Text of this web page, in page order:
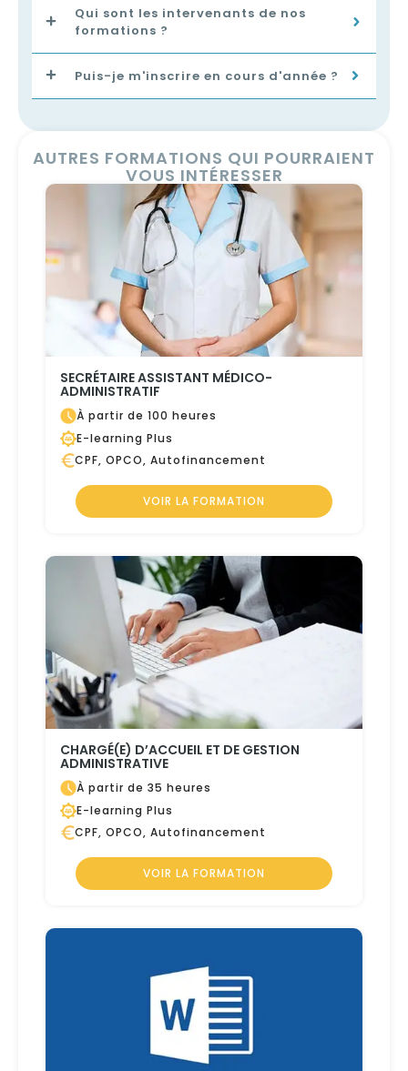
Qui sont les intervenants de nos
formations ?
Puis-je m'inscrire en cours d'année ?
AUTRES FORMATIONS QUI POURRAIENT
VOUS INTÉRESSER
SECRÉTAIRE ASSISTANT MÉDICO-
ADMINISTRATIF
À partir de 100 heures
E-learning Plus
CPF, OPCO, Autofinancement
VOIR LA FORMATION
CHARGÉ(E) D’ACCUEIL ET DE GESTION
ADMINISTRATIVE
À partir de 35 heures
E-learning Plus
CPF, OPCO, Autofinancement
VOIR LA FORMATION